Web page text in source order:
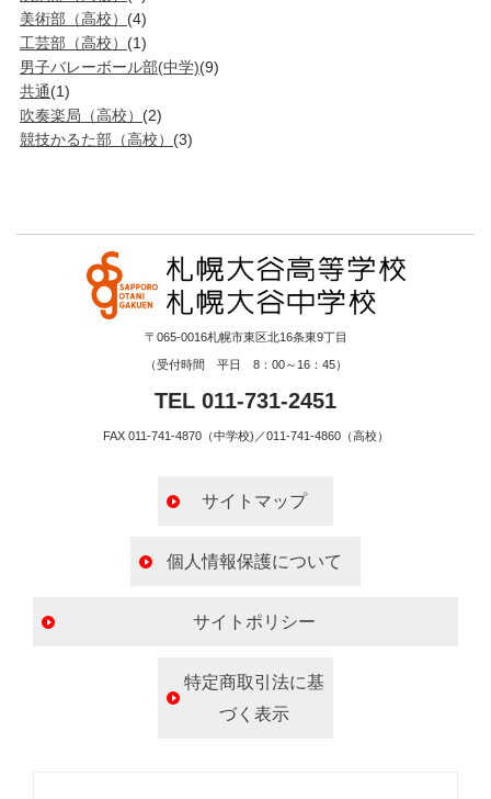
美術部（高校） (4)
工芸部（高校） (1)
男子バレーボール部(中学)(9)
共通(1)
吹奏楽局（高校） (2)
競技かるた部（高校） (3)
〒065-0016札幌市東区北16条東9丁目
（受付時間 平日 8：00～16：45）
TEL 011-731-2451
FAX 011-741-4870（中学校)／011-741-4860（高校）
サイトマップ
個人情報保護について
サイトポリシー
特定商取引法に基
づく表示